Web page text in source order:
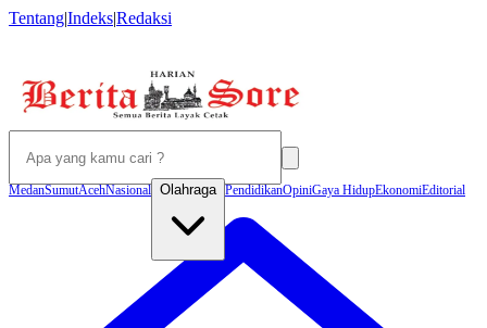
Tentang|Indeks|Redaksi
MedanSumutAcehNasional Olahraga PendidikanOpiniGaya HidupEkonomiEditorial